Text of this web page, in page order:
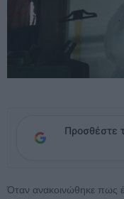
Προσθέστε
Όταν ανακοινώθηκε πως